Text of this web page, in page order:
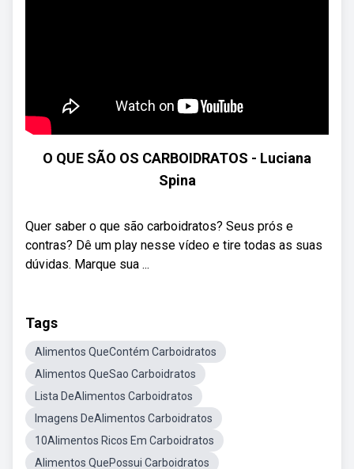
O QUE SÃO OS CARBOIDRATOS - Luciana
Spina
Quer saber o que são carboidratos? Seus prós e
contras? Dê um play nesse vídeo e tire todas as suas
dúvidas. Marque sua ...
Tags
Alimentos QueContém Carboidratos
Alimentos QueSao Carboidratos
Lista DeAlimentos Carboidratos
Imagens DeAlimentos Carboidratos
10Alimentos Ricos Em Carboidratos
Alimentos QuePossui Carboidratos